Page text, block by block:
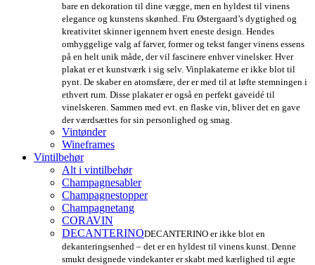
bare en dekoration til dine vægge, men en hyldest til vinens
elegance og kunstens skønhed. Fru Østergaard’s dygtighed og
kreativitet skinner igennem hvert eneste design. Hendes
omhyggelige valg af farver, former og tekst fanger vinens essens
på en helt unik måde, der vil fascinere enhver vinelsker. Hver
plakat er et kunstværk i sig selv. Vinplakaterne er ikke blot til
pynt. De skaber en atomsfære, der er med til at løfte stemningen i
ethvert rum. Disse plakater er også en perfekt gaveidé til
vinelskeren. Sammen med evt. en flaske vin, bliver det en gave
der værdsættes for sin personlighed og smag.
Vintønder
Wineframes
Vintilbehør
Alt i vintilbehør
Champagnesabler
Champagnestopper
Champagnetang
CORAVIN
DECANTERINODECANTERINO er ikke blot en
dekanteringsenhed – det er en hyldest til vinens kunst. Denne
smukt designede vindekanter er skabt med kærlighed til ægte